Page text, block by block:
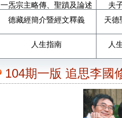
一炁宗主略傳、聖蹟及論述
夫
德藏經簡介暨經文釋義 天德
人生指南 人
104期一版 追思李國